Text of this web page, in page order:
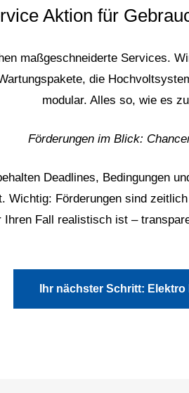
Aktion für
maßgeschneiderte Services.
die
modular. Alles so, wie es
Förderungen im Blick:
Deadlines, Bedingungen
Wichtig: Förderungen sind
Ihren Fall realistisch ist –
Ihr nächster Schritt: